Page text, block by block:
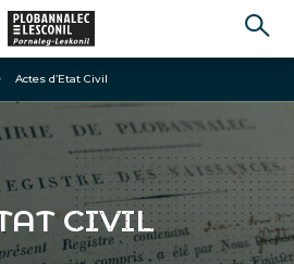
Actes d’Etat Civil
CIVIL